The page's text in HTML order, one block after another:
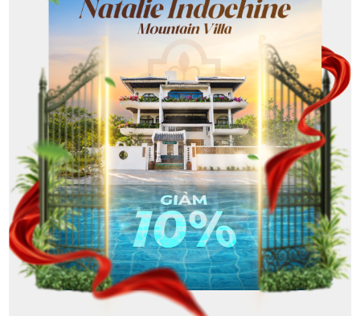
CN Liên Chiểu: 213 Nguyễn Sinh Sắc, Hòa Khánh, Đà Nẵng
VỀ CHÚNG TÔI
HỆ THỐNG KHÁCH SẠN
HOẠT ĐỘNG CÔNG TY
TUYỂN DỤNG
LIÊN HỆ